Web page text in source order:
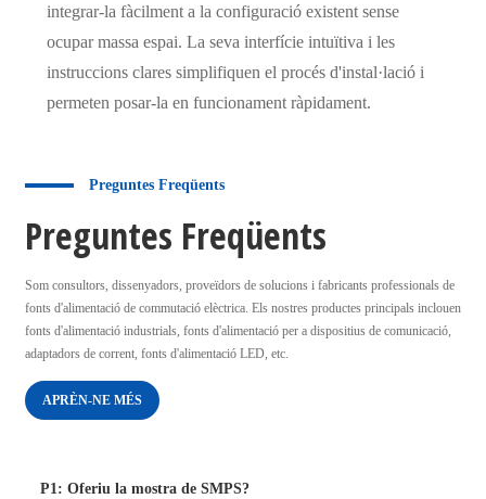
integrar-la fàcilment a la configuració existent sense
ocupar massa espai. La seva interfície intuïtiva i les
instruccions clares simplifiquen el procés d'instal·lació i
permeten posar-la en funcionament ràpidament.
Preguntes Freqüents
Preguntes Freqüents
Som consultors, dissenyadors, proveïdors de solucions i fabricants professionals de
fonts d'alimentació de commutació elèctrica. Els nostres productes principals inclouen
fonts d'alimentació industrials, fonts d'alimentació per a dispositius de comunicació,
adaptadors de corrent, fonts d'alimentació LED, etc.
APRÈN-NE MÉS
P1: Oferiu la mostra de SMPS?